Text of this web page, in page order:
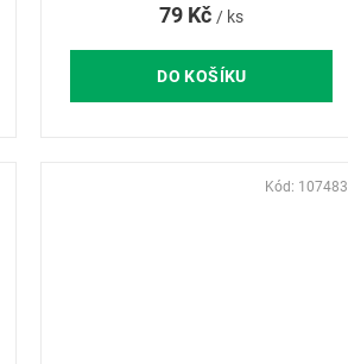
79 Kč / ks
DO KOŠÍKU
Kód: 107483